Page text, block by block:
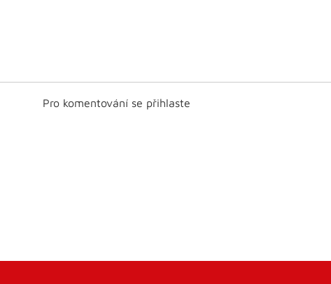
Pro komentování se přihlaste